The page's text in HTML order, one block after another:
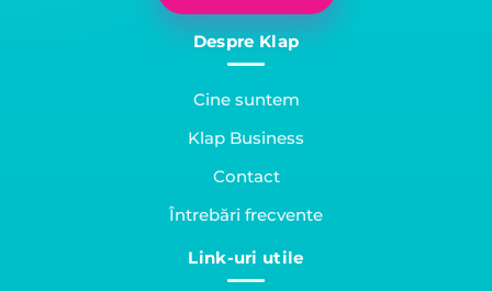
Despre Klap
Cine suntem
Klap Business
Contact
Întrebări frecvente
Link-uri utile